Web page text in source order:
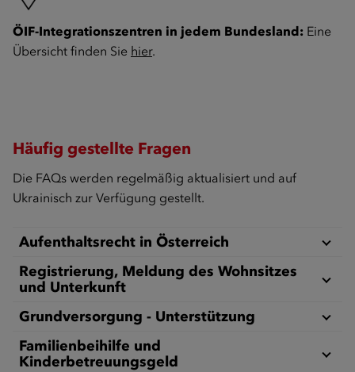
ÖIF-Integrationszentren in jedem Bundesland: Eine
Übersicht finden Sie hier.
Häufig gestellte Fragen
Die FAQs werden regelmäßig aktualisiert und auf
Ukrainisch zur Verfügung gestellt.
Aufenthaltsrecht in Österreich
Registrierung, Meldung des Wohnsitzes
und Unterkunft
Grundversorgung - Unterstützung
Familienbeihilfe und
Kinderbetreuungsgeld